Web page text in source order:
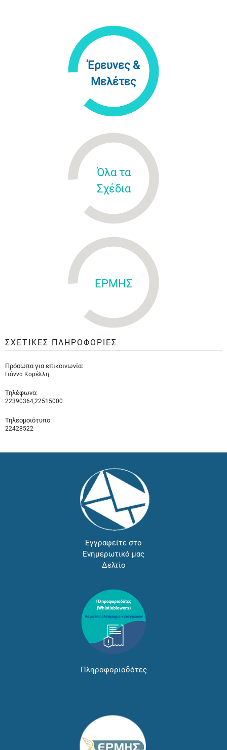
Έρευνες &
Μελέτες
Όλα τα
Σχέδια
ΕΡΜΗΣ
ΣΧΕΤΙΚΕΣ ΠΛΗΡΟΦΟΡΙΕΣ
Πρόσωπα για επικοινωνία:
Γιάννα Κορέλλη
Τηλέφωνο:
22390364,22515000
Τηλεομοιότυπο:
22428522
Εγγραφείτε στο
Ενημερωτικό μας
Δελτίο
Πληροφοριοδότες